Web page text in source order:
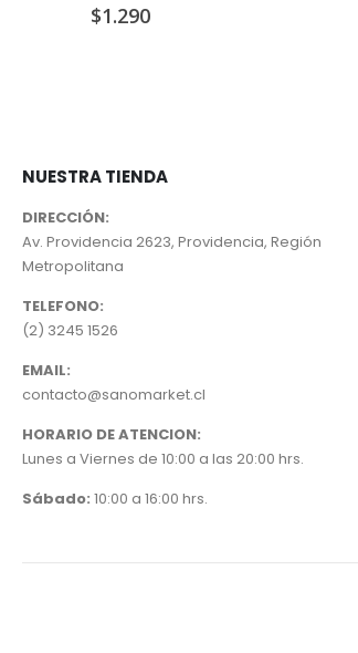
$1.290
NUESTRA TIENDA
DIRECCIÓN:
Av. Providencia 2623, Providencia, Región
Metropolitana
TELEFONO:
(2) 3245 1526
EMAIL:
contacto@sanomarket.cl
HORARIO DE ATENCION:
Lunes a Viernes de 10:00 a las 20:00 hrs.
Sábado: 10:00 a 16:00 hrs.